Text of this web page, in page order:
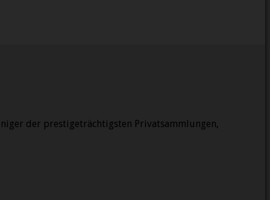
der prestigeträchtigsten Privatsammlungen,